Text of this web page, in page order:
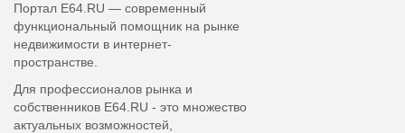
Портал E64.RU — современный
функциональный помощник на рынке
недвижимости в интернет-
пространстве.
Для профессионалов рынка и
собственников E64.RU - это множество
актуальных возможностей,